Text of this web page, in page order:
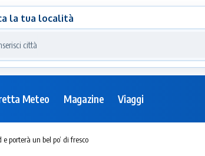
la tua località
Meteo Magazine Viaggi
porterà un bel po’ di fresco